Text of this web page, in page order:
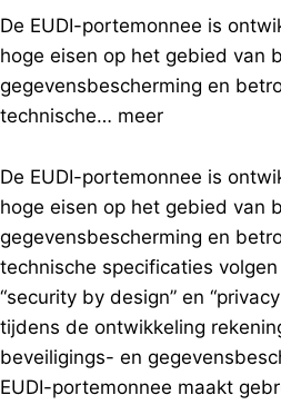
De EUDI-portemonnee is
hoge eisen op het gebied van
gegevensbescherming en
technische… meer
De EUDI-portemonnee is
hoge eisen op het gebied van
gegevensbescherming en
technische specificaties
“security by design” en
tijdens de ontwikkeling
beveiligings- en
EUDI-portemonnee maakt